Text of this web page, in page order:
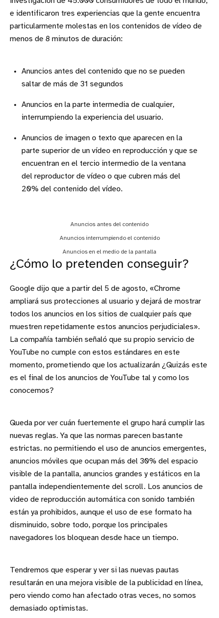
e identificaron tres experiencias que la gente encuentra
particularmente molestas en los contenidos de vídeo de
menos de 8 minutos de duración:
Anuncios antes del contenido que no se pueden
saltar de más de 31 segundos
Anuncios en la parte intermedia de cualquier,
interrumpiendo la experiencia del usuario.
Anuncios de imagen o texto que aparecen en la
parte superior de un vídeo en reproducción y que se
encuentran en el tercio intermedio de la ventana
del reproductor de vídeo o que cubren más del
20% del contenido del vídeo.
Anuncios antes del contenido
Anuncios interrumpiendo el contenido
Anuncios en el medio de la pantalla
¿Cómo lo pretenden conseguir?
Google dijo que a partir del 5 de agosto, «Chrome
ampliará sus protecciones al usuario y dejará de mostrar
todos los anuncios en los sitios de cualquier país que
muestren repetidamente estos anuncios perjudiciales».
La compañía también señaló que su propio servicio de
YouTube no cumple con estos estándares en este
momento, prometiendo que los actualizarán ¿Quizás este
es el final de los anuncios de YouTube tal y como los
conocemos?
Queda por ver cuán fuertemente el grupo hará cumplir las
nuevas reglas. Ya que las normas parecen bastante
estrictas. no permitiendo el uso de anuncios emergentes,
anuncios móviles que ocupan más del 30% del espacio
visible de la pantalla, anuncios grandes y estáticos en la
pantalla independientemente del scroll. Los anuncios de
video de reproducción automática con sonido también
están ya prohibidos, aunque el uso de ese formato ha
disminuido, sobre todo, porque los principales
navegadores los bloquean desde hace un tiempo.
Tendremos que esperar y ver si las nuevas pautas
resultarán en una mejora visible de la publicidad en línea,
pero viendo como han afectado otras veces, no somos
demasiado optimistas.